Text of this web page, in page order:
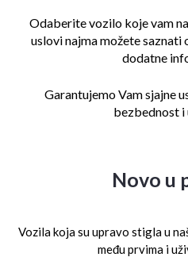
Odaberite vozilo koje vam
uslovi najmamožete saznati
dodatne
Garantujemo Vam sjajne
bezbednost i
Novo u
Vozila koja su upravo stigla u
među prvima i